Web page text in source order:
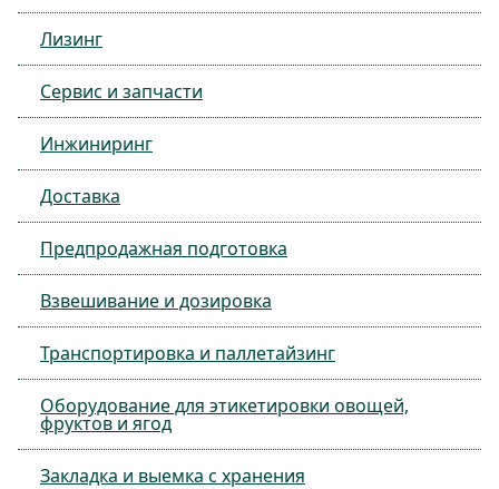
Лизинг
Сервис и запчасти
Инжиниринг
Доставка
Предпродажная подготовка
Взвешивание и дозировка
Транспортировка и паллетайзинг
Оборудование для этикетировки овощей,
фруктов и ягод
Закладка и выемка с хранения